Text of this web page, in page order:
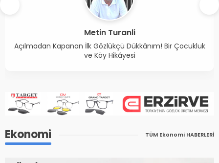
Taylan Kucuker
Türkiye’de lazer cerrahisi neden artıyor?
Ekonomi TÜM Ekonomi HABERLERİ